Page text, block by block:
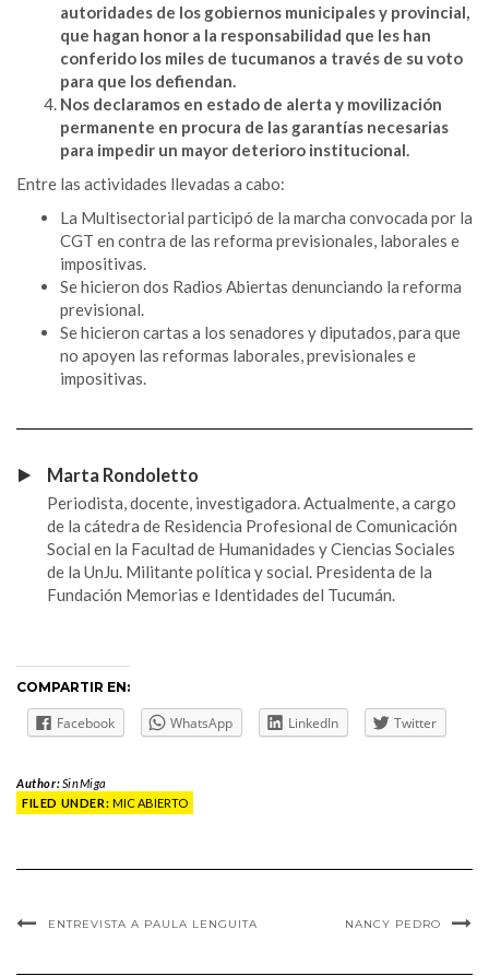
autoridades de los gobiernos municipales y provincial,
que hagan honor a la responsabilidad que les han
conferido los miles de tucumanos a través de su voto
para que los defiendan.
Nos declaramos en estado de alerta y movilización
permanente en procura de las garantías necesarias
para impedir un mayor deterioro institucional.
Entre las actividades llevadas a cabo:
La Multisectorial participó de la marcha convocada por la
CGT en contra de las reforma previsionales, laborales e
impositivas.
Se hicieron dos Radios Abiertas denunciando la reforma
previsional.
Se hicieron cartas a los senadores y diputados, para que
no apoyen las reformas laborales, previsionales e
impositivas.
Marta Rondoletto
Periodista, docente, investigadora. Actualmente, a cargo
de la cátedra de Residencia Profesional de Comunicación
Social en la Facultad de Humanidades y Ciencias Sociales
de la UnJu. Militante política y social. Presidenta de la
Fundación Memorias e Identidades del Tucumán.
COMPARTIR EN:
Facebook WhatsApp LinkedIn Twitter
Author: SinMiga
FILED UNDER: MIC ABIERTO
ENTREVISTA A PAULA LENGUITA NANCY PEDRO